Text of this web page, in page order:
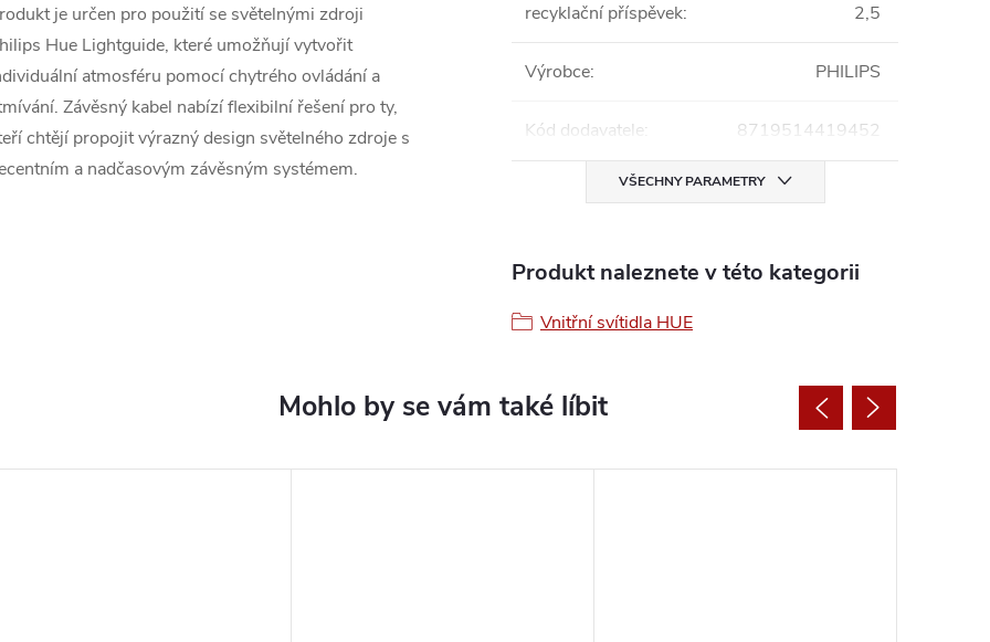
je určen pro použití se světelnými zdroji
Hue Lightguide, které umožňují vytvořit
atmosféru pomocí chytrého ovládání a
Závěsný kabel nabízí flexibilní řešení pro ty,
chtějí propojit výrazný design světelného zdroje s
a nadčasovým závěsným systémem.
recyklační příspěvek: 2,5
Výrobce: PHILIPS
Kód dodavatele: 8719514419452
VŠECHNY PARAMETRY
Produkt naleznete v této kategorii
Vnitřní svítidla HUE